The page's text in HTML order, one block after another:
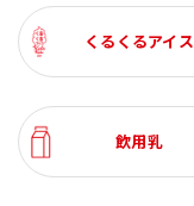
くるくるアイス
飲用乳